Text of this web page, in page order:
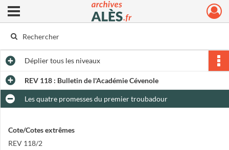
Archives municipales d'Alès
Ouvrir le menu déroulant
Dépliertous les niveaux
REV 118 : Bulletin de l'Académie Cévenole
Les quatre promesses du premier troubadour
Cote/Cotes extrêmes
REV 118/2